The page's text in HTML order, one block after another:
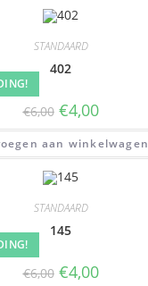
STANDAARD
402
€6,00 €4,00
aan winkelwagen
STANDAARD
145
€6,00 €4,00